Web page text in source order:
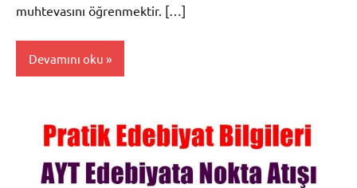
muhtevasını öğrenmektir. […]
Devamını oku